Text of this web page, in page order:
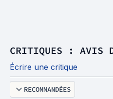
CRITIQUES : AVIS
Écrire une critique
RECOMMANDÉES